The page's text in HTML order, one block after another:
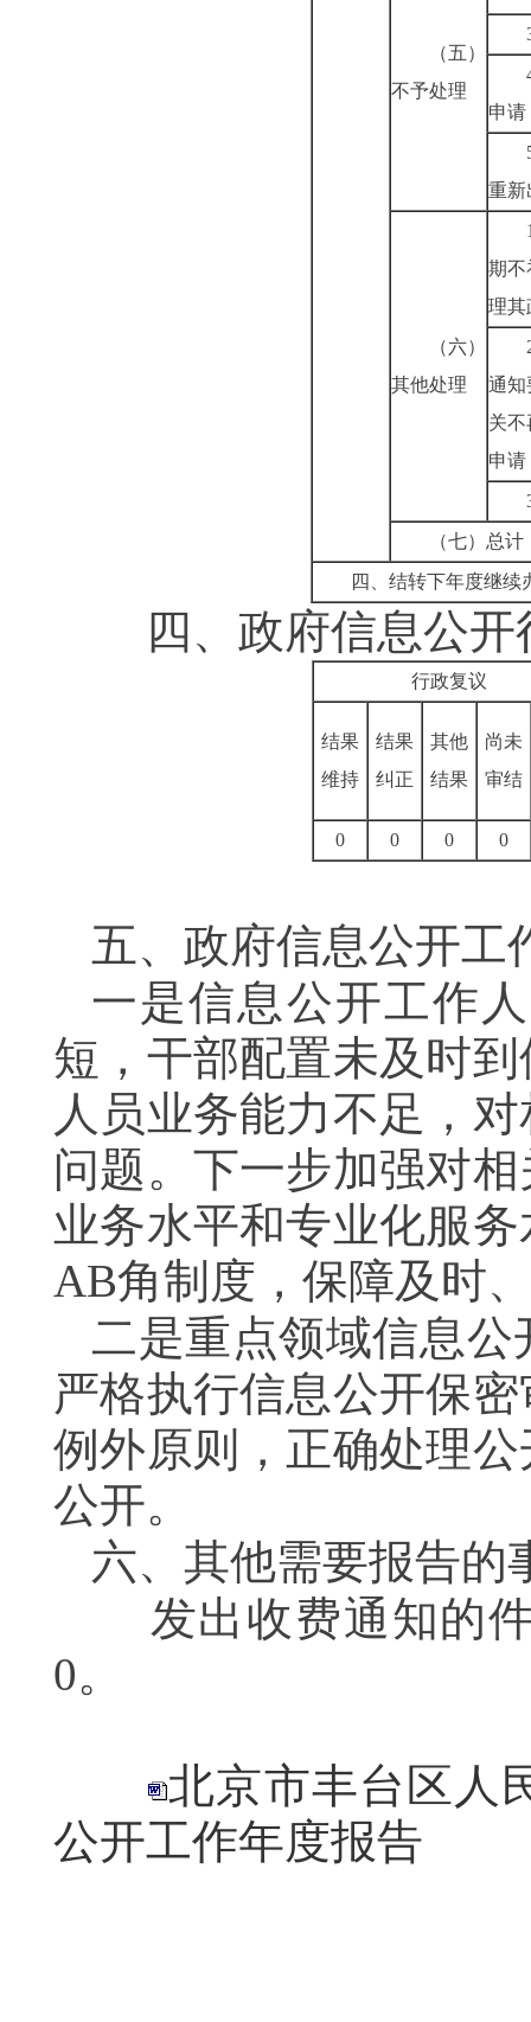
（五）
不予处理
申请
重新
（六）
其他处理
期不
理其
通知
关
申请
（七）总计
四、结转下年度继续
四、 政府信息公
行政复议
结果
维持
结果
纠正
其他
结果
尚未
审结
0 0 0 0
五、 政府信息公开工
一是信息公开工作
短，干部配置未及时
人员业务能力不足，
问题。下一步加强对
业务水平和专业化服务
AB角制度，保障及时
二是重点领域信息
严格执行信息公开保
例外原则，正确处理
公开。
六、其他需要报告的
发出收费通知的件
0。
北京市丰台区人
公开工作年度报告